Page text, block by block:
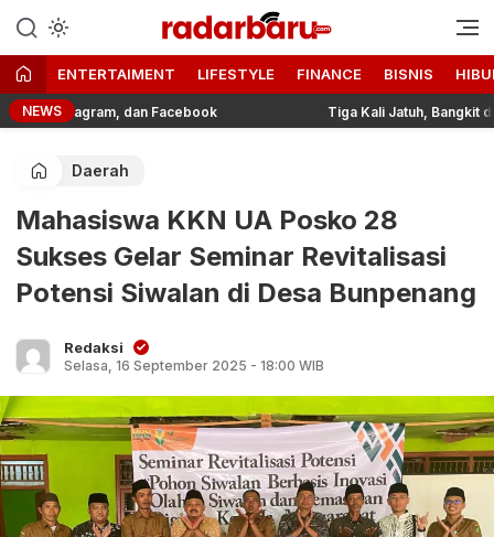
radarbaru.com
Informasi Berita Terbaru dan
Terkini Hari Ini
ENTERTAIMENT LIFESTYLE FINANCE BISNIS
NEWS dan Facebook Tiga Kali Jatuh, Bangkit dengan
Daerah
Mahasiswa KKN UA Posko 28
Sukses Gelar Seminar Revitalisasi
Potensi Siwalan di Desa Bunpenang
Redaksi
Selasa, 16 September 2025 - 18:00 WIB